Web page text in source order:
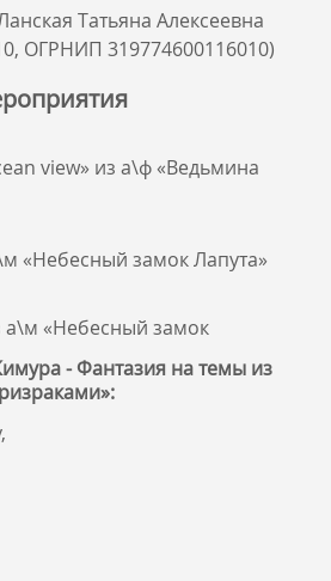
Татьяна Алексеевна
ОГРНИП 319774600116010)
view» из а\ф «Ведьмина
«Небесный замок Лапута»
а\м «Небесный замок
- Фантазия на темы из